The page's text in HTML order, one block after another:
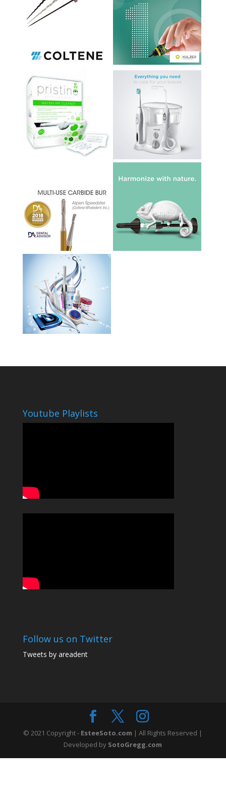
Youtube Playlists
Follow us on Twitter
Tweets by areadent
© 2021 Copyright - EsteeSoto.com | All Rights Reserved |
Developed by SotoGregg.com